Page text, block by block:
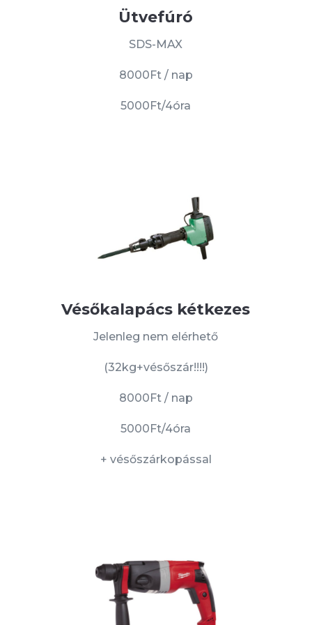
Ütvefúró
SDS-MAX
8000Ft / nap
5000Ft/4óra
Vésőkalapács kétkezes
Jelenleg nem elérhető
(32kg+vésőszár!!!!)
8000Ft / nap
5000Ft/4óra
+ vésőszárkopással